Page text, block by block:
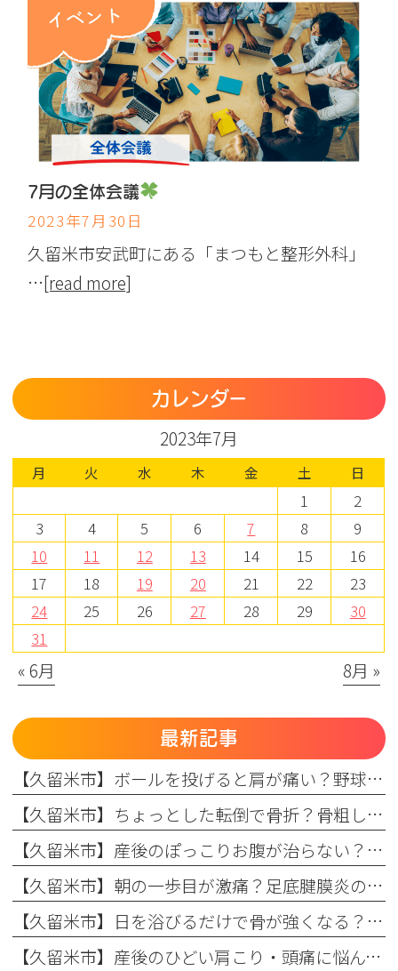
7月の全体会議
2023年7月30日
久留米市安武町にある「まつもと整形外科」
…[read more]
カレンダー
2023年7月
月 火 水 木 金 土 日
1
2
3
4 5 6 7 8
9
10
11 12 13 14 15
16
17
18 19 20 21 22
23
24
25 26 27 28 29
30
31
« 6月 8月 »
最新記事
【久留米市】ボールを投げると肩が痛い？野球肩の原因・症状とまつもと整形外科のリハビリ
【久留米市】ちょっとした転倒で骨折？骨粗しょう症と転倒予防の関係を理学療法士が解説！
【久留米市】産後のぽっこりお腹が治らない？原因と理学療法士が教える改善リハビリ
【久留米市】朝の一歩目が激痛？足底腱膜炎の原因・予防策と整形外科でのリハビリ治療を解説！
【久留米市】日を浴びるだけで骨が強くなる？骨粗しょう症予防に欠かせない日光浴の重要性とリハビリのコツ
【久留米市】産後のひどい肩こり・頭痛に悩んでいませんか？理学療法士が教える根本原因とリハビリの重要性